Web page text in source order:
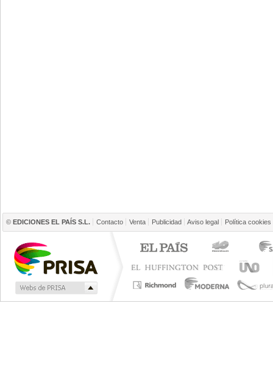
© EDICIONES EL PAÍS S.L. Contacto Venta Publicidad Aviso legal Política cookies